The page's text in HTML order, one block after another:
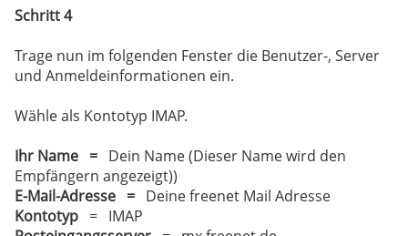
Schritt 4
Trage nun im folgenden Fenster die Benutzer-, Server
und Anmeldeinformationen ein.
Wähle als Kontotyp IMAP.
Ihr Name = Dein Name (Dieser Name wird den
Empfängern angezeigt))
E-Mail-Adresse = Deine freenet Mail Adresse
Kontotyp = IMAP